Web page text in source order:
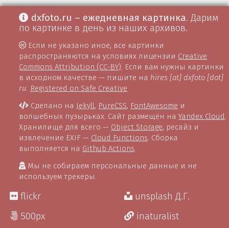
dxfoto.ru – ежедневная картинка. Дарим
по картинке в день из наших архивов.
Если не указано иное, все картинки
распространяются на условиях лицензии Creative
Commons Attribution (CC-BY). Если вам нужны картинки
в исходном качестве — пишите на hires [at] dxfoto [dot]
ru. Registered on Safe Creative
Сделано на Jekyll, PureCSS, FontAwesome и
волшебных пузырьках. Сайт размещён наYandex Cloud .
Хранилище для всего — Object Storage, ресайз и
извлечение EXIF — Cloud Functions. Сборка
выполняется на Github Actions.
Мы не собираем персональные данные и не
используем трекеры.
flickr
500px
unsplash Д.Г.
inaturalist